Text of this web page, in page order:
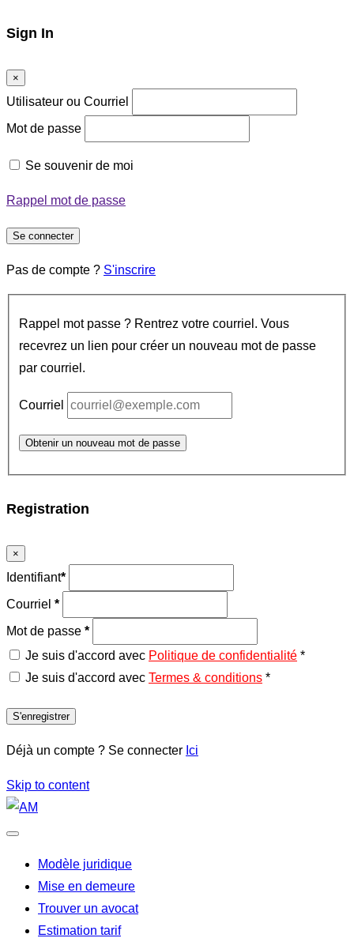
Sign In
×
Utilisateur ou Courriel
Mot de passe
Se souvenir de moi
Rappel mot de passe
Se connecter
Pas de compte ? S'inscrire
Rappel mot passe ? Rentrez votre courriel. Vous
recevrez un lien pour créer un nouveau mot de passe
par courriel.
Courriel
Obtenir un nouveau mot de passe
Registration
×
Identifiant*
Courriel *
Mot de passe *
Je suis d'accord avec Politique de confidentialité *
Je suis d'accord avec Termes & conditions *
S'enregistrer
Déjà un compte ? Se connecter Ici
Skip to content
Modèle juridique
Mise en demeure
Trouver un avocat
Estimation tarif